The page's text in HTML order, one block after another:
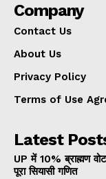
Company
Contact Us
About Us
Privacy Policy
Terms of Use
Latest
UP में 10% ब्राह्मण
पूरा सियासी गणित